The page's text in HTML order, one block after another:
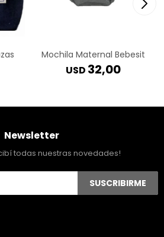
Mochila Maternal Bebesit
USD 32,00
Newsletter
todas nuestras novedades!
SUSCRIBIRME